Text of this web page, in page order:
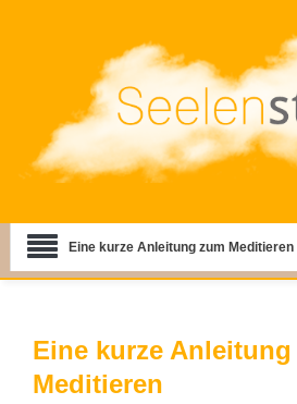
Eine kurze Anleitung zum Meditieren
Eine kurze Anleitung
Meditieren